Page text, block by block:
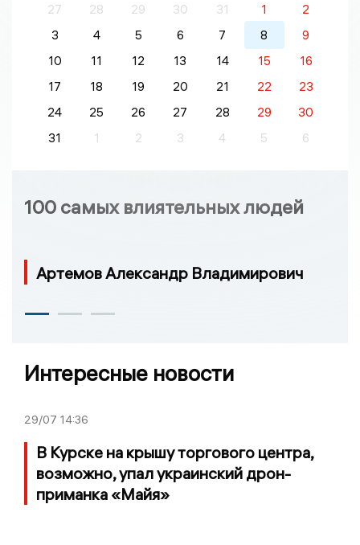
27
28 29 30 31 1
2
3
4 5 6 7 8
9
10
11 12 13 14 15
16
17
18 19 20 21 22
23
24
25 26 27 28 29
30
31
1 2 3 4 5 6
100 самых влиятельных людей
Артемов Александр Владимирович
Интересные новости
29/07 14:36
В Курске на крышу торгового центра,
возможно, упал украинский дрон-
приманка «Майя»